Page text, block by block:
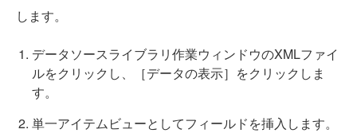
します。
データソースライブラリ作業ウィンドウのXMLファイ
ルをクリックし、［データの表示］をクリックしま
す。
単一アイテムビューとしてフィールドを挿入します。